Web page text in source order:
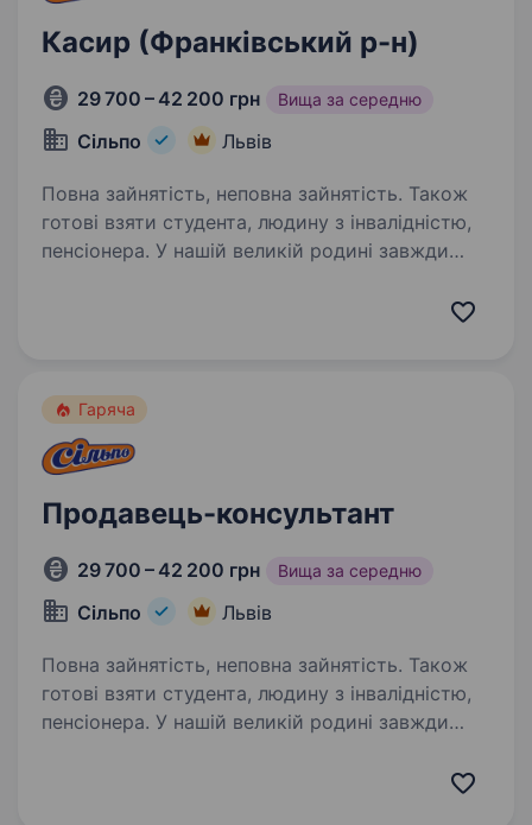
Касир (Франківський р-н)
29 700 – 42 200 грн Вища за середню
Сільпо Львів
Повна зайнятість, неповна зайнятість. Також
готові взяти студента, людину з інвалідністю,
пенсіонера. У нашій великій родині завжди
Люб’язне обслуговування…
Гаряча
Продавець-консультант
29 700 – 42 200 грн Вища за середню
Сільпо Львів
Повна зайнятість, неповна зайнятість. Також
готові взяти студента, людину з інвалідністю,
пенсіонера. У нашій великій родині завжди